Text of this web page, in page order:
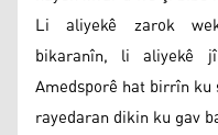
Li aliyekê zarok
bikaranîn, li
Amedsporê hat birrîn
rayedaran dikin ku gav